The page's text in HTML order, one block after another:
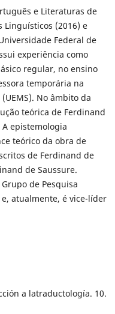
e Literaturas de
Linguísticos (2016) e
Federal de
experiência como
regular, no ensino
temporária na
No âmbito da
teórica de Ferdinand
epistemologia
teórico da obra de
de Ferdinand de
de Saussure.
de Pesquisa
atualmente, é vice-líder
a latraductología. 10.